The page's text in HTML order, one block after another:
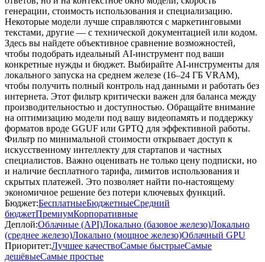
генерации, стоимость использования и специализацию.
Некоторые модели лучше справляются с маркетинговыми
текстами, другие — с технической документацией или кодом.
Здесь вы найдете объективное сравнение возможностей,
чтобы подобрать идеальный AI-инструмент под ваши
конкретные нужды и бюджет. Выбирайте AI-инструменты для
локального запуска на среднем железе (16–24 ГБ VRAM),
чтобы получить полный контроль над данными и работать без
интернета. Этот фильтр критически важен для баланса между
производительностью и доступностью. Обращайте внимание
на оптимизацию модели под вашу видеопамять и поддержку
форматов вроде GGUF или GPTQ для эффективной работы.
Фильтр по минимальной стоимости открывает доступ к
искусственному интеллекту для стартапов и частных
специалистов. Важно оценивать не только цену подписки, но
и наличие бесплатного тарифа, лимитов использования и
скрытых платежей. Это позволяет найти по-настоящему
экономичное решение без потери ключевых функций.
Бюджет:БесплатныеБюджетныеСредний
бюджетПремиумКорпоративные
Деплой:Облачные (API)Локально (базовое железо)Локально
(среднее железо)Локально (мощное железо)Облачный GPU
Приоритет:Лучшее качествоСамые быстрыеСамые
дешёвыеСамые простые